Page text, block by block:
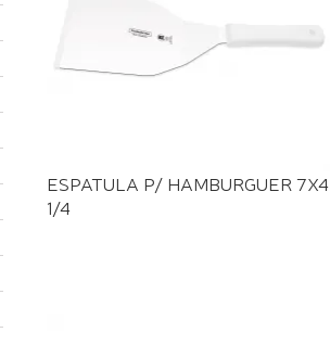
ESPATULA P/ HAMBURGUER 7X4
1/4